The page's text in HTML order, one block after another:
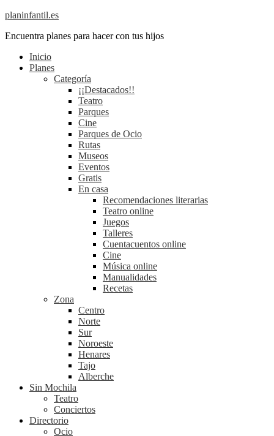
planinfantil.es
Encuentra planes para hacer con tus hijos
Inicio
Planes
Categoría
¡¡Destacados!!
Teatro
Parques
Cine
Parques de Ocio
Rutas
Museos
Eventos
Gratis
En casa
Recomendaciones literarias
Teatro online
Juegos
Talleres
Cuentacuentos online
Cine
Música online
Manualidades
Recetas
Zona
Centro
Norte
Sur
Noroeste
Henares
Tajo
Alberche
Sin Mochila
Teatro
Conciertos
Directorio
Ocio